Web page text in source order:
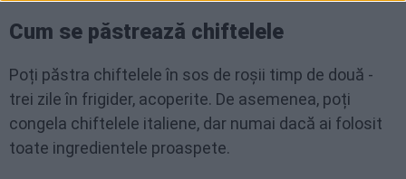
Cum se păstrează chiftelele
Poți păstra chiftelele în sos de roșii timp de două -
trei zile în frigider, acoperite. De asemenea, poți
congela chiftelele italiene, dar numai dacă ai folosit
toate ingredientele proaspete.